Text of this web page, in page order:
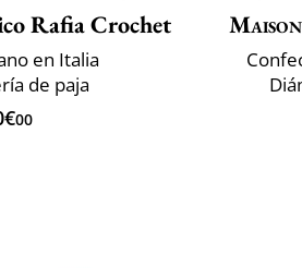
Rafia Crochet
en Italia
de paja
00